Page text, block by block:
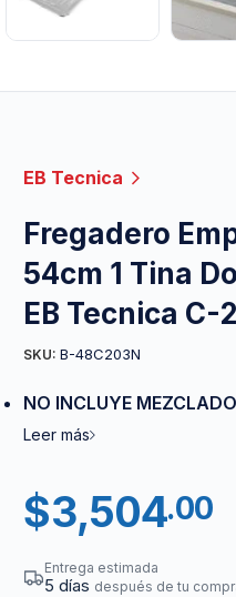
EB Tecnica
Fregadero
54cm 1 Tina
EB Tecnica C-
SKU: B-48C203N
NO INCLUYE
Leer más
$3,504.00
Entrega estimada
5 días después de tu